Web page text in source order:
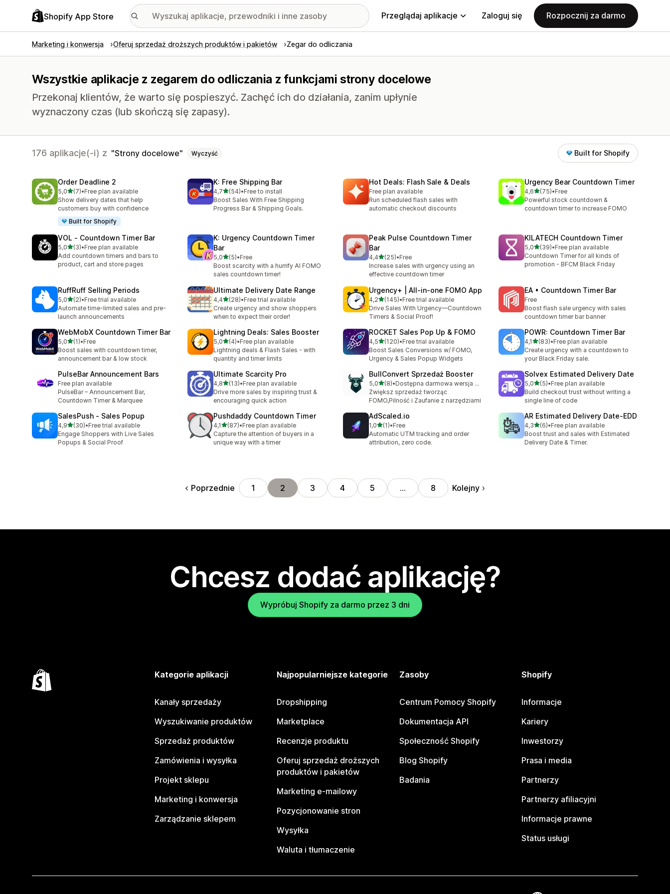
Shopify App Store Przeglądaj aplikacje Zaloguj się Rozpocznij za darmo
Marketing i konwersja Oferuj sprzedaż droższych produktów i pakietów Zegar do odliczania
Wszystkie aplikacje z zegarem do odliczania z funkcjami strony docelowe
Przekonaj klientów, że warto się pospieszyć. Zachęć ich do działania, zanim upłynie
wyznaczony czas (lub skończą się zapasy).
176 aplikacje(-i) z Strony docelowe Wyczyść Built for Shopify
Order Deadline 2
5,0na 5 gwiazdek
(7)
Łączna liczba recenzji: 7
•Free plan available
Show delivery dates that help
customers buy with confidence
Built for Shopify
K: Free Shipping Bar
4,7na 5 gwiazdek
(54)
Łączna liczba recenzji: 54
•Free to install
Boost Sales With Free Shipping
Progress Bar & Shipping Goals.
Hot Deals: Flash Sale & Deals
Free plan available
Run scheduled flash sales with
automatic checkout discounts
Urgency Bear Countdown Timer
4,6na 5 gwiazdek
(75)
Łączna liczba recenzji: 75
•Free
Powerful stock countdown &
countdown timer to increase FOMO
VOL ‑ Countdown Timer Bar
5,0na 5 gwiazdek
(3)
Łączna liczba recenzji: 3
•Free plan available
Add countdown timers and bars to
product, cart and store pages
K: Urgency Countdown Timer
Bar
5,0na 5 gwiazdek
(5)
Łączna liczba recenzji: 5
•Free
Boost scarcity with a hurrify AI FOMO
sales countdown timer!
Peak Pulse Countdown Timer
Bar
4,4na 5 gwiazdek
(25)
Łączna liczba recenzji: 25
•Free
Increase sales with urgency using an
effective countdown timer
KILATECH Countdown Timer
5,0na 5 gwiazdek
(39)
Łączna liczba recenzji: 39
•Free plan available
Countdown Timer for all kinds of
promotion - BFCM Black Friday
RuffRuff Selling Periods
5,0na 5 gwiazdek
(2)
Łączna liczba recenzji: 2
•Free trial available
Automate time-limited sales and pre-
launch announcements
Ultimate Delivery Date Range
4,4na 5 gwiazdek
(28)
Łączna liczba recenzji: 28
•Free trial available
Create urgency and show shoppers
when to expect their order!
Urgency+ | All‑in‑one FOMO App
4,2na 5 gwiazdek
(145)
Łączna liczba recenzji: 145
•Free trial available
Drive Sales With Urgency—Countdown
Timers & Social Proof!
EA • Countdown Timer Bar
Free
Boost flash sale urgency with sales
countdown timer bar banner
WebMobX Countdown Timer Bar
5,0na 5 gwiazdek
(1)
Łączna liczba recenzji: 1
•Free
Boost sales with countdown timer,
announcement bar & low stock
Lightning Deals: Sales Booster
5,0na 5 gwiazdek
(4)
Łączna liczba recenzji: 4
•Free plan available
Lightning deals & Flash Sales - with
quantity and timer limits
ROCKET Sales Pop Up & FOMO
4,5na 5 gwiazdek
(120)
Łączna liczba recenzji: 120
•Free trial available
Boost Sales Conversions w/ FOMO,
Urgency & Sales Popup Widgets
POWR: Countdown Timer Bar
4,1na 5 gwiazdek
(83)
Łączna liczba recenzji: 83
•Free plan available
Create urgency with a countdown to
your Black Friday sale.
PulseBar Announcement Bars
Free plan available
PulseBar – Announcement Bar,
Countdown Timer & Marquee
Ultimate Scarcity Pro
4,8na 5 gwiazdek
(13)
Łączna liczba recenzji: 13
•Free plan available
Drive more sales by inspiring trust &
encouraging quick action
BullConvert Sprzedaż Booster
5,0na 5 gwiazdek
(8)
Łączna liczba recenzji: 8
•
Dostępna darmowa wersja próbna
Zwiększ sprzedaż tworząc
FOMO,Pilność i Zaufanie z narzędziami
Solvex Estimated Delivery Date
5,0na 5 gwiazdek
(5)
Łączna liczba recenzji: 5
•Free plan available
Build checkout trust without writing a
single line of code
SalesPush ‑ Sales Popup
4,9na 5 gwiazdek
(30)
Łączna liczba recenzji: 30
•Free trial available
Engage Shoppers with Live Sales
Popups & Social Proof
Pushdaddy Countdown Timer
4,1na 5 gwiazdek
(87)
Łączna liczba recenzji: 87
•Free plan available
Capture the attention of buyers in a
unique way with a timer
AdScaled.io
1,0na 5 gwiazdek
(1)
Łączna liczba recenzji: 1
•Free
Automatic UTM tracking and order
attribution, zero code.
AR Estimated Delivery Date‑EDD
4,3na 5 gwiazdek
(6)
Łączna liczba recenzji: 6
•Free plan available
Boost trust and sales with Estimated
Delivery Date & Timer.
Poprzednie 1 2 3 4 5 … 8 Kolejny
Chcesz dodać aplikację?
Wypróbuj Shopify za darmo przez 3 dni
Kategorie aplikacji
Kanały sprzedaży
Wyszukiwanie produktów
Sprzedaż produktów
Zamówienia i wysyłka
Projekt sklepu
Marketing i konwersja
Zarządzanie sklepem
Najpopularniejsze kategorie
Dropshipping
Marketplace
Recenzje produktu
Oferuj sprzedaż droższych
produktów i pakietów
Marketing e-mailowy
Pozycjonowanie stron
Wysyłka
Waluta i tłumaczenie
Zasoby
Centrum Pomocy Shopify
Dokumentacja API
Społeczność Shopify
Blog Shopify
Badania
Shopify
Informacje
Kariery
Inwestorzy
Prasa i media
Partnerzy
Partnerzy afiliacyjni
Informacje prawne
Status usługi